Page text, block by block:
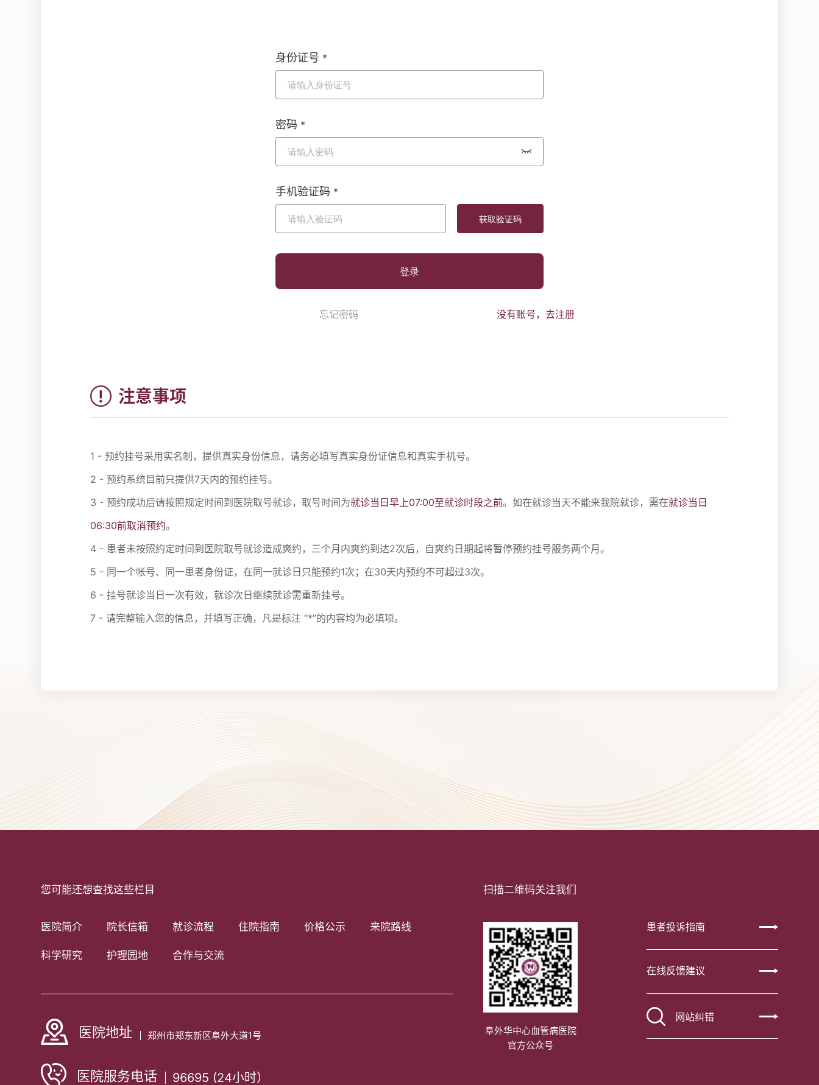
身份证号 *
密码 *
手机验证码 *
登录
忘记密码 没有账号，去注册
注意事项
1 - 预约挂号采用实名制，提供真实身份信息，请务必填写真实身份证信息和真实手机号。
2 - 预约系统目前只提供7天内的预约挂号。
3 - 预约成功后请按照规定时间到医院取号就诊，取号时间为就诊当日早上07:00至就诊时段之前。如在就诊当天不能来我院就诊，需在就诊当日
06:30前取消预约。
4 - 患者未按照约定时间到医院取号就诊造成爽约，三个月内爽约到达2次后，自爽约日期起将暂停预约挂号服务两个月。
5 - 同一个帐号、同一患者身份证，在同一就诊日只能预约1次；在30天内预约不可超过3次。
6 - 挂号就诊当日一次有效，就诊次日继续就诊需重新挂号。
7 - 请完整输入您的信息，并填写正确，凡是标注 “*”的内容均为必填项。
您可能还想查找这些栏目
医院简介 院长信箱 就诊流程 住院指南 价格公示 来院路线
科学研究 护理园地 合作与交流
医院地址 郑州市郑东新区阜外大道1号
医院服务电话 96695 (24小时）
扫描二维码关注我们
阜外华中心血管病医院
官方公众号
患者投诉指南
在线反馈建议
网站纠错